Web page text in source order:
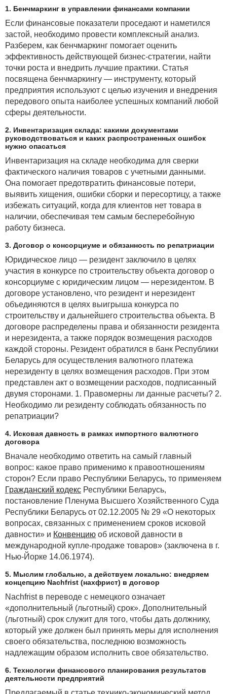
1. Бенчмаркинг в управлении финансами компании
Если финансовые показатели проседают и наметился
застой, необходимо провести комплексный анализ.
Разберем, как бенчмаркинг помогает оценить
эффективность действующей бизнес-стратегии, найти
точки роста и внедрить лучшие практики. Статья
посвящена бенчмаркингу — инструменту, который
предприятия используют с целью изучения и внедрения
передового опыта наиболее успешных компаний любой
сферы деятельности.
2. Инвентаризация склада: какими документами
руководствоваться и каких распространенных ошибок
нужно опасаться
Инвентаризация на складе необходима для сверки
фактического наличия товаров с учетными данными.
Она помогает предотвратить финансовые потери,
выявить хищения, ошибки сборки и пересортицу, а также
избежать ситуаций, когда для клиентов нет товара в
наличии, обеспечивая тем самым бесперебойную
работу бизнеса.
3. Договор о консорциуме и обязанность по репатриации
Юридическое лицо — резидент заключило в целях
участия в конкурсе по строительству объекта договор о
консорциуме с юридическим лицом — нерезидентом. В
договоре установлено, что резидент и нерезидент
объединяются в целях выигрыша конкурса по
строительству и дальнейшего строительства объекта. В
договоре распределены права и обязанности резидента
и нерезидента, а также порядок возмещения расходов
каждой стороны. Резидент обратился в банк Республики
Беларусь для осуществления валютного платежа
нерезиденту в целях возмещения расходов. При этом
представлен акт о возмещении расходов, подписанный
двумя сторонами. 1. Правомерны ли данные расчеты? 2.
Необходимо ли резиденту соблюдать обязанность по
репатриации?
4. Исковая давность в рамках импортного валютного
договора
Вначале необходимо ответить на самый главный
вопрос: какое право применимо к правоотношениям
сторон? Если право Республики Беларусь, то применяем
Гражданский кодекс Республики Беларусь,
постановление Пленума Высшего Хозяйственного Суда
Республики Беларусь от 02.12.2005 № 29 «О некоторых
вопросах, связанных с применением сроков исковой
давности» и Конвенцию об исковой давности в
международной купле-продаже товаров» (заключена в г.
Нью-Йорке 14.06.1974).
5. Мыслим глобально, а действуем локально: внедряем
концепцию Nachfrist (нахфрист) в договор
Nachfrist в переводе с немецкого означает
«дополнительный (льготный) срок». Дополнительный
(льготный) срок служит для того, чтобы дать должнику,
который уже должен был принять меры для исполнения
своего обязательства, последнюю возможность
надлежащим образом исполнить свое обязательство.
6. Технологии финансового планирования результатов
деятельности предприятий